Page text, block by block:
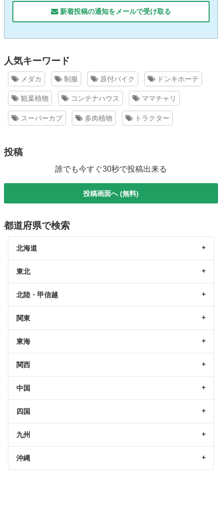
新着投稿の通知をメールで受け取る
人気キーワード
メダカ 制服 原付バイク ドンキホーテ
観葉植物 コンテナハウス ママチャリ
スーパーカブ 多肉植物 トラクター
投稿
誰でも今すぐ30秒で投稿出来る
投稿画面へ (無料)
都道府県で検索
北海道
東北
北陸・甲信越
関東
東海
関西
中国
四国
九州
沖縄